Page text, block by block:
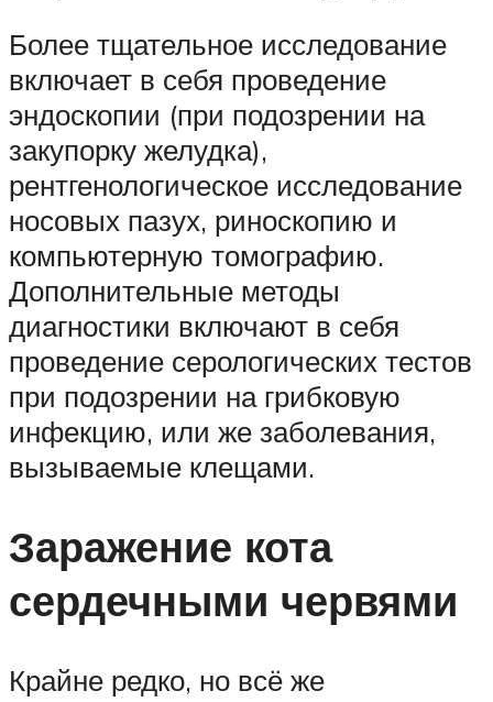
Более тщательное исследование
включает в себя проведение
эндоскопии (при подозрении на
закупорку желудка),
рентгенологическое исследование
носовых пазух, риноскопию и
компьютерную томографию.
Дополнительные методы
диагностики включают в себя
проведение серологических тестов
при подозрении на грибковую
инфекцию, или же заболевания,
вызываемые клещами.
Заражение кота
сердечными червями
Крайне редко, но всё же